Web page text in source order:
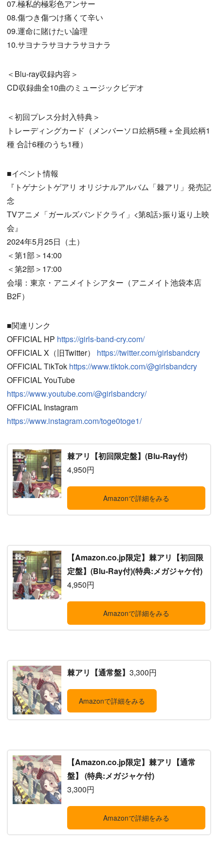
07.極私的極彩色アンサー
08.傷つき傷つけ痛くて辛い
09.運命に賭けたい論理
10.サヨナラサヨナラサヨナラ
＜Blu-ray収録内容＞
CD収録曲全10曲のミュージックビデオ
＜初回プレス分封入特典＞
トレーディングカード（メンバーソロ絵柄5種＋全員絵柄1
種 合計6種のうち1種）
■イベント情報
『トゲナシトゲアリ オリジナルアルバム「棘アリ」発売記
念
TVアニメ「ガールズバンドクライ」<第8話>振り返り上映
会』
2024年5月25日（土）
＜第1部＞14:00
＜第2部＞17:00
会場：東京・アニメイトシアター（アニメイト池袋本店
B2F）
■関連リンク
OFFICIAL HP https://girls-band-cry.com/
OFFICIAL X（旧Twitter） https://twitter.com/girlsbandcry
OFFICIAL TikTok https://www.tiktok.com/@girlsbandcry
OFFICIAL YouTube
https://www.youtube.com/@girlsbandcry/
OFFICIAL Instagram
https://www.instagram.com/toge0toge1/
棘アリ【初回限定盤】(Blu-Ray付)
4,950円
Amazonで詳細をみる
【Amazon.co.jp限定】棘アリ【初回限
定盤】(Blu-Ray付)(特典:メガジャケ付)
4,950円
Amazonで詳細をみる
棘アリ【通常盤】 3,300円
Amazonで詳細をみる
【Amazon.co.jp限定】棘アリ【通常
盤】 (特典:メガジャケ付)
3,300円
Amazonで詳細をみる